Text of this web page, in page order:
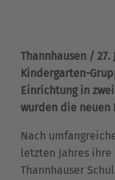
Thannhausen / 27.
Kindergarten-
Einrichtung in
wurden die neuen
Nach
letzten Jahres
Thannhauser